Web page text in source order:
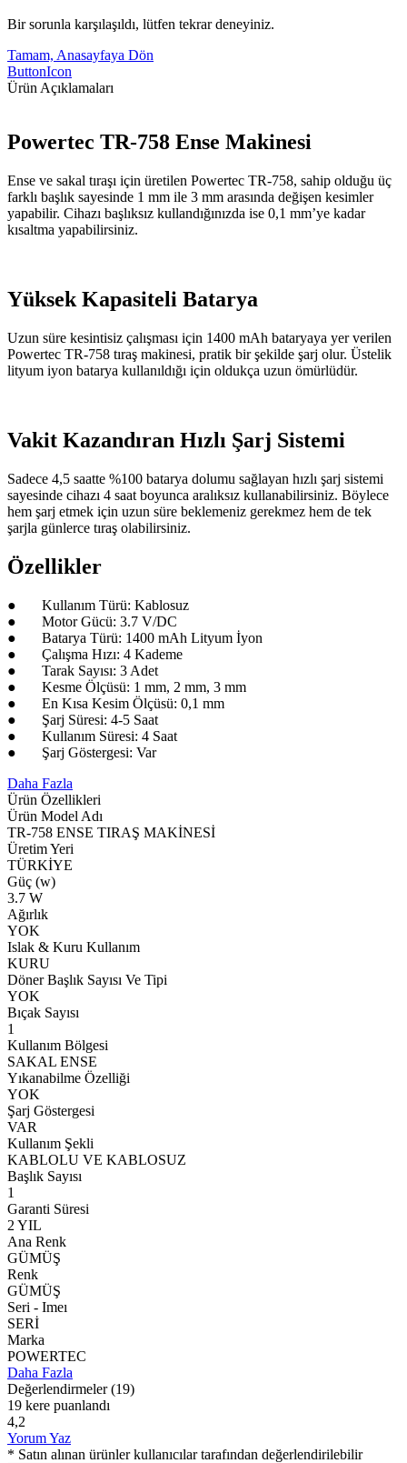
Bir sorunla karşılaşıldı, lütfen tekrar deneyiniz.
Tamam, Anasayfaya Dön
ButtonIcon
Ürün Açıklamaları
Powertec TR-758 Ense Makinesi
Ense ve sakal tıraşı için üretilen Powertec TR-758, sahip olduğu üç
farklı başlık sayesinde 1 mm ile 3 mm arasında değişen kesimler
yapabilir. Cihazı başlıksız kullandığınızda ise 0,1 mm’ye kadar
kısaltma yapabilirsiniz.
Yüksek Kapasiteli Batarya
Uzun süre kesintisiz çalışması için 1400 mAh bataryaya yer verilen
Powertec TR-758 tıraş makinesi, pratik bir şekilde şarj olur. Üstelik
lityum iyon batarya kullanıldığı için oldukça uzun ömürlüdür.
Vakit Kazandıran Hızlı Şarj Sistemi
Sadece 4,5 saatte %100 batarya dolumu sağlayan hızlı şarj sistemi
sayesinde cihazı 4 saat boyunca aralıksız kullanabilirsiniz. Böylece
hem şarj etmek için uzun süre beklemeniz gerekmez hem de tek
şarjla günlerce tıraş olabilirsiniz.
Özellikler
● Kullanım Türü: Kablosuz
● Motor Gücü: 3.7 V/DC
● Batarya Türü: 1400 mAh Lityum İyon
● Çalışma Hızı: 4 Kademe
● Tarak Sayısı: 3 Adet
● Kesme Ölçüsü: 1 mm, 2 mm, 3 mm
● En Kısa Kesim Ölçüsü: 0,1 mm
● Şarj Süresi: 4-5 Saat
● Kullanım Süresi: 4 Saat
● Şarj Göstergesi: Var
Daha Fazla
Ürün Özellikleri
Ürün Model Adı
TR-758 ENSE TIRAŞ MAKİNESİ
Üretim Yeri
TÜRKİYE
Güç (w)
3.7 W
Ağırlık
YOK
Islak & Kuru Kullanım
KURU
Döner Başlık Sayısı Ve Tipi
YOK
Bıçak Sayısı
1
Kullanım Bölgesi
SAKAL ENSE
Yıkanabilme Özelliği
YOK
Şarj Göstergesi
VAR
Kullanım Şekli
KABLOLU VE KABLOSUZ
Başlık Sayısı
1
Garanti Süresi
2 YIL
Ana Renk
GÜMÜŞ
Renk
GÜMÜŞ
Seri - Imeı
SERİ
Marka
POWERTEC
Daha Fazla
Değerlendirmeler (19)
19 kere puanlandı
4,2
Yorum Yaz
* Satın alınan ürünler kullanıcılar tarafından değerlendirilebilir